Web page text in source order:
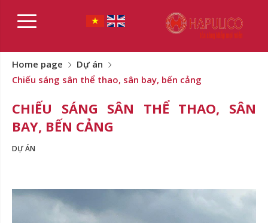
Home page
Dự án
Chiếu sáng sân thể thao, sân bay, bến cảng
CHIẾU SÁNG SÂN THỂ THAO, SÂN
BAY, BẾN CẢNG
DỰ ÁN